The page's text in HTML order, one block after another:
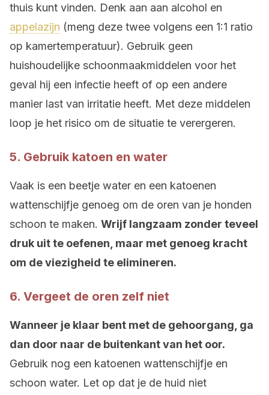
thuis kunt vinden. Denk aan aan alcohol en
appelazijn (meng deze twee volgens een 1:1 ratio
op kamertemperatuur). Gebruik geen
huishoudelijke schoonmaakmiddelen voor het
geval hij een infectie heeft of op een andere
manier last van irritatie heeft. Met deze middelen
loop je het risico om de situatie te verergeren.
5. Gebruik katoen en water
Vaak is een beetje water en een katoenen
wattenschijfje genoeg om de oren van je honden
schoon te maken. Wrijf langzaam zonder teveel
druk uit te oefenen, maar met genoeg kracht
om de viezigheid te elimineren.
6. Vergeet de oren zelf niet
Wanneer je klaar bent met de gehoorgang, ga
dan door naar de buitenkant van het oor.
Gebruik nog een katoenen wattenschijfje en
schoon water. Let op dat je de huid niet